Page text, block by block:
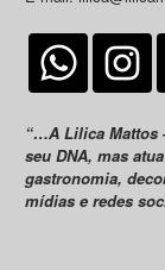
“…A Lilica Mattos
seu DNA, mas
gastronomia,
mídias e redes